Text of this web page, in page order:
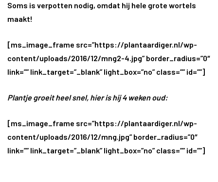
Soms is verpotten nodig, omdat hij hele grote wortels
maakt!
[ms_image_frame src=”https://plantaardiger.nl/wp-
content/uploads/2016/12/mng2-4.jpg” border_radius=”0″
link=”” link_target=”_blank” light_box=”no” class=”” id=””]
Plantje groeit heel snel, hier is hij 4 weken oud:
[ms_image_frame src=”https://plantaardiger.nl/wp-
content/uploads/2016/12/mng.jpg” border_radius=”0″
link=”” link_target=”_blank” light_box=”no” class=”” id=””]